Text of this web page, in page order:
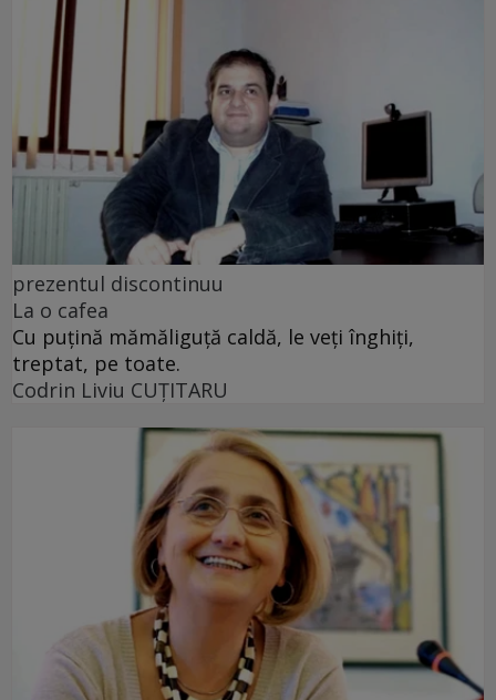
prezentul discontinuu
La o cafea
Cu puţină mămăliguţă caldă, le veţi înghiţi,
treptat, pe toate.
Codrin Liviu CUŢITARU